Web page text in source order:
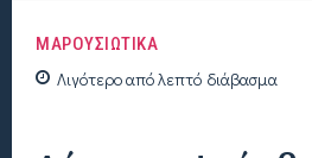
ΜΑΡΟΥΣΙΩΤΙΚΑ
Λιγότερο απόλεπτό διάβασμα